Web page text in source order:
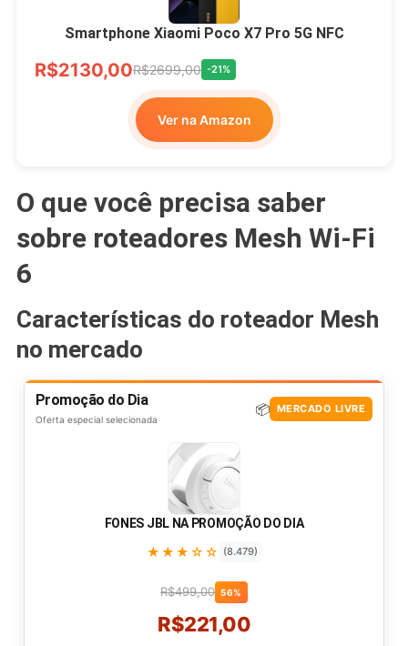
Smartphone Xiaomi Poco X7 Pro 5G NFC
R$2130,00R$2699,00 -21%
Ver na Amazon
O que você precisa saber
sobre roteadores Mesh Wi-Fi
6
Características do roteador Mesh
no mercado
Promoção do Dia
Oferta especial selecionada
📦 MERCADO LIVRE
FONES JBL NA PROMOÇÃO DO DIA
★★★☆☆ (8.479)
R$499,00 56%
R$221,00